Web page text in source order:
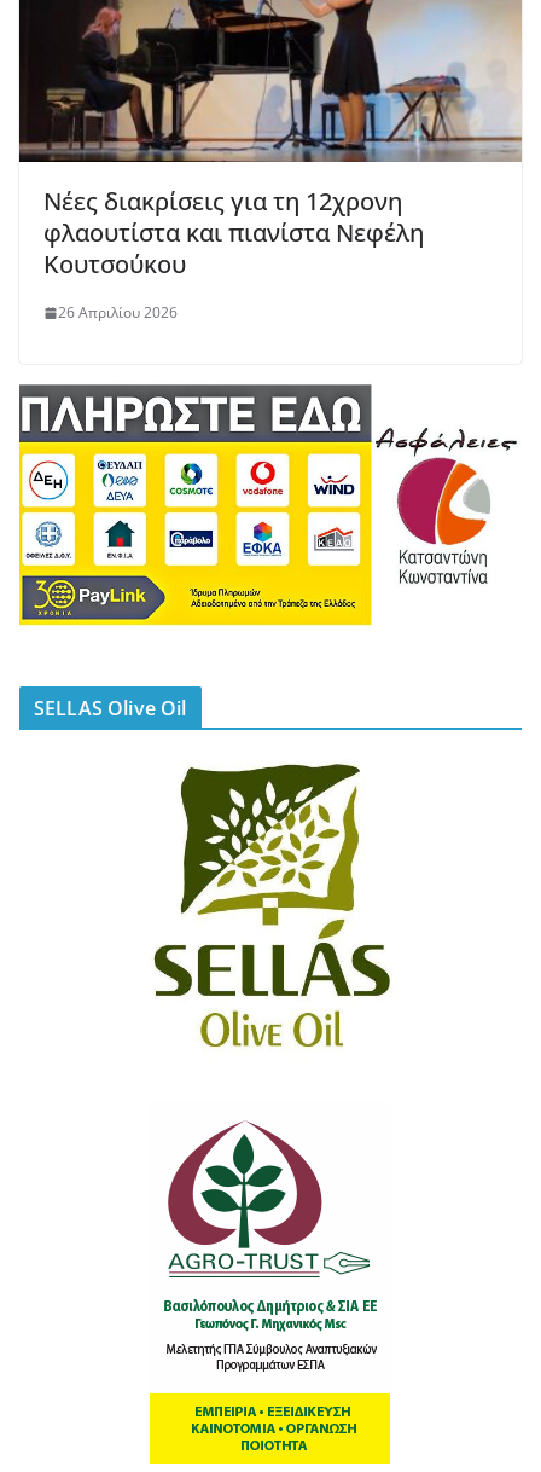
Νέες διακρίσεις για τη 12χρονη
φλαουτίστα και πιανίστα Νεφέλη
Κουτσούκου
26 Απριλίου 2026
SELLAS Olive Oil